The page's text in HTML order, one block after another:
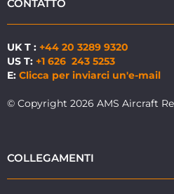
CONTATTO
UK T : +44 20 3289 9320
US T: +1 626 243 5253
E: Clicca per inviarci un'e-mail
© Copyright 2026 AMS Aircraft
COLLEGAMENTI